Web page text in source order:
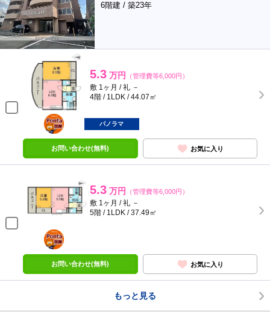
6階建 / 築23年
5.3 万円 （管理費等6,000円）
敷 1ヶ月 / 礼 －
4階 / 1LDK / 44.07㎡
ポンタ
部屋
パノラマ
お問い合わせ(無料) お気に入り
5.3 万円 （管理費等6,000円）
敷 1ヶ月 / 礼 －
5階 / 1LDK / 37.49㎡
ポンタ
部屋
お問い合わせ(無料) お気に入り
もっと見る